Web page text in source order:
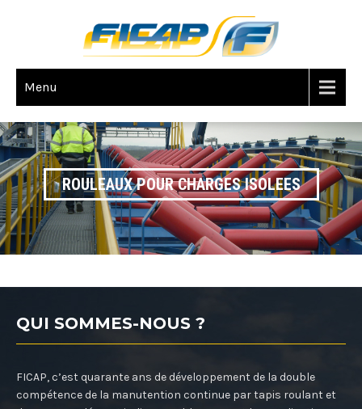
Menu
ROULEAUX POUR CHARGES ISOLEES
QUI SOMMES-NOUS ?
FICAP, c’est quarante ans de développement de la double
compétence de la manutention continue par tapis roulant et